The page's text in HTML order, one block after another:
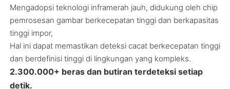
Mengadopsi teknologi inframerah jauh, didukung oleh chip
pemrosesan gambar berkecepatan tinggi dan berkapasitas
tinggi impor,
Hal ini dapat memastikan deteksi cacat berkecepatan tinggi
dan berdefinisi tinggi di lingkungan yang kompleks.
2.300.000+ beras dan butiran terdeteksi setiap
detik.